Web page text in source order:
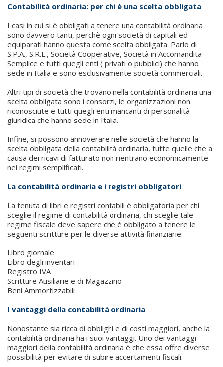
Contabilità ordinaria: per chi è una scelta obbligata
I casi in cui si è obbligati a tenere una contabilità ordinaria
sono davvero tanti, perchè ogni società di capitali ed
equiparati hanno questa come scelta obbligata. Parlo di
S.P.A., S.R.L., Società Cooperative, Società in Accomandita
Semplice e tutti quegli enti ( privati o pubblici) che hanno
sede in Italia e sono esclusivamente società commerciali.
Altri tipi di società che trovano nella contabilità ordinaria una
scelta obbligata sono i consorzi, le organizzazioni non
riconosciute e tutti quegli enti mancanti di personalità
giuridica che hanno sede in Italia.
Infine, si possono annoverare nelle società che hanno la
scelta obbligata della contabilità ordinaria, tutte quelle che a
causa dei ricavi di fatturato non rientrano economicamente
nei regimi semplificati.
La contabilità ordinaria e i registri obbligatori
La tenuta di libri e registri contabili è obbligatoria per chi
sceglie il regime di contabilità ordinaria, chi sceglie tale
regime fiscale deve sapere che è obbligato a tenere le
seguenti scritture per le diverse attività finanziarie:
Libro giornale
Libro degli inventari
Registro IVA
Scritture Ausiliarie e di Magazzino
Beni Ammortizzabili
I vantaggi della contabilità ordinaria
Nonostante sia ricca di obblighi e di costi maggiori, anche la
contabilità ordinaria ha i suoi vantaggi. Uno dei vantaggi
maggiori della contabilità ordinaria è che essa offre diverse
possibilità per evitare di subire accertamenti fiscali.